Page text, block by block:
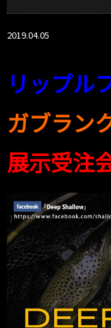
2019.04.05
リップル
ガブラン
展示受